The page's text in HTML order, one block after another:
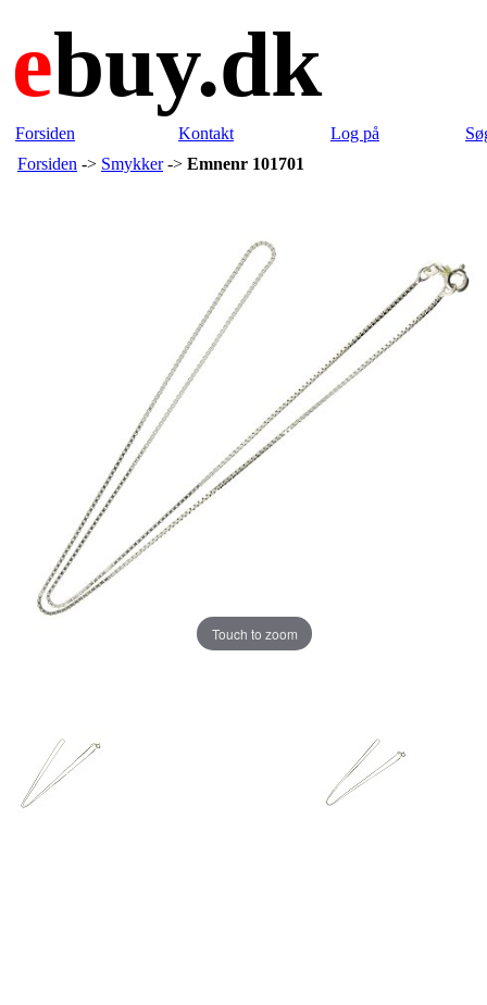
ebuy.dk
Forsiden Kontakt Log på
Forsiden -> Smykker-> Emnenr 101701
Touch to zoom